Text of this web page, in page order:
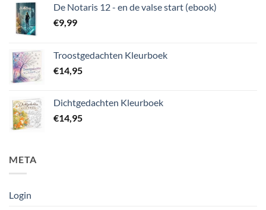
De Notaris 12 - en de valse start (ebook)
€9,99
Troostgedachten Kleurboek
€14,95
Dichtgedachten Kleurboek
€14,95
META
Login